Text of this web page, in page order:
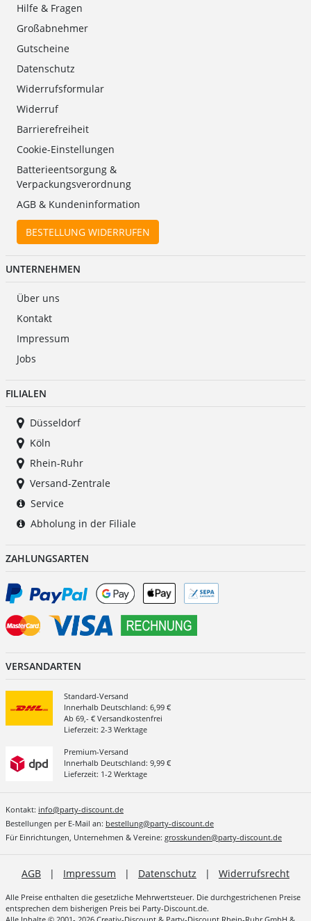
Hilfe & Fragen
Großabnehmer
Gutscheine
Datenschutz
Widerrufsformular
Widerruf
Barrierefreiheit
Cookie-Einstellungen
Batterieentsorgung &
Verpackungsverordnung
AGB & Kundeninformation
BESTELLUNG WIDERRUFEN
UNTERNEHMEN
Über uns
Kontakt
Impressum
Jobs
FILIALEN
Düsseldorf
Köln
Rhein-Ruhr
Versand-Zentrale
Service
Abholung in der Filiale
ZAHLUNGSARTEN
VERSANDARTEN
Standard-Versand
Innerhalb Deutschland: 6,99 €
Ab 69,- € Versandkostenfrei
Lieferzeit: 2-3 Werktage
Premium-Versand
Innerhalb Deutschland: 9,99 €
Lieferzeit: 1-2 Werktage
Kontakt: info@party-discount.de
Bestellungen per E-Mail an: bestellung@party-discount.de
Für Einrichtungen, Unternehmen & Vereine: grosskunden@party-discount.de
AGB | Impressum | Datenschutz | Widerrufsrecht
Alle Preise enthalten die gesetzliche Mehrwertsteuer. Die durchgestrichenen Preise
entsprechen dem bisherigen Preis bei Party-Discount.de.